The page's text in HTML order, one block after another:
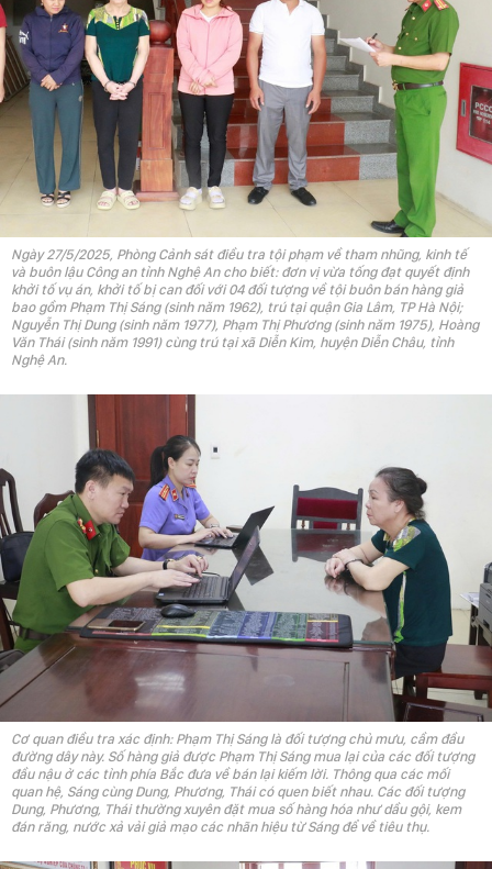
Ngày 27/5/2025, Phòng Cảnh sát điều tra tội phạm về tham nhũng, kinh tế
và buôn lậu Công an tỉnh Nghệ An cho biết: đơn vị vừa tống đạt quyết định
khởi tố vụ án, khởi tố bị can đối với 04 đối tượng về tội buôn bán hàng giả
bao gồm Phạm Thị Sáng (sinh năm 1962), trú tại quận Gia Lâm, TP Hà Nội;
Nguyễn Thị Dung (sinh năm 1977), Phạm Thị Phương (sinh năm 1975), Hoàng
Văn Thái (sinh năm 1991) cùng trú tại xã Diễn Kim, huyện Diễn Châu, tỉnh
Nghệ An.
Cơ quan điều tra xác định: Phạm Thị Sáng là đối tượng chủ mưu, cầm đầu
đường dây này. Số hàng giả được Phạm Thị Sáng mua lại của các đối tượng
đầu nậu ở các tỉnh phía Bắc đưa về bán lại kiếm lời. Thông qua các mối
quan hệ, Sáng cùng Dung, Phương, Thái có quen biết nhau. Các đối tượng
Dung, Phương, Thái thường xuyên đặt mua số hàng hóa như dầu gội, kem
đán răng, nước xả vải giả mạo các nhãn hiệu từ Sáng để về tiêu thụ.